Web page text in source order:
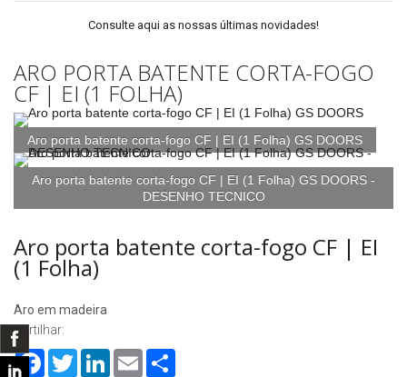
Consulte aqui as nossas últimas novidades!
ARO PORTA BATENTE CORTA-FOGO
CF | EI (1 FOLHA)
Aro porta batente corta-fogo CF | EI (1 Folha) GS DOORS
Aro porta batente corta-fogo CF | EI (1 Folha) GS DOORS -
DESENHO TECNICO
Aro porta batente corta-fogo CF | EI
(1 Folha)
Aro em madeira
Partilhar:
FacebookTwitterLinkedInEmail